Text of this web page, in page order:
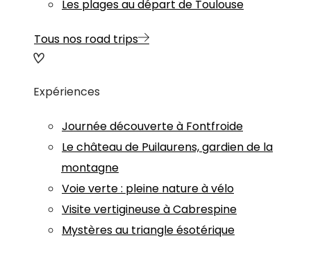
Les plages au départ de Toulouse
Tous nos road trips
Expériences
Journée découverte à Fontfroide
Le château de Puilaurens, gardien de la
montagne
Voie verte : pleine nature à vélo
Visite vertigineuse à Cabrespine
Mystères au triangle ésotérique